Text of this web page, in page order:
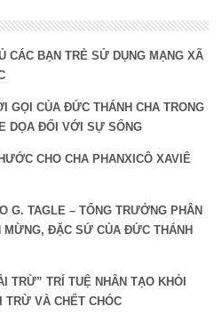
CÁC BẠN TRẺ SỬ DỤNG MẠNG XÃ
GỌI CỦA ĐỨC THÁNH CHA TRONG
DỌA ĐỐI VỚI SỰ SỐNG
CHO CHA PHANXICÔ XAVIÊ
G. TAGLE – TỔNG TRƯỞNG PHÂN
ĐẶC SỨ CỦA ĐỨC THÁNH
TRỪ” TRÍ TUỆ NHÂN TẠO KHỎI
TRỪ VÀ CHẾT CHÓC